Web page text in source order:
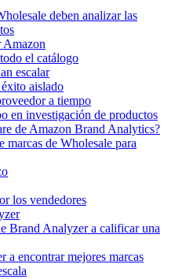
deben analizar las
Amazon
el catálogo
escalar
aislado
a tiempo
en investigación de productos
de Amazon Brand Analytics?
de Wholesale para
los vendedores
Brand Analyzer a calificar una
a encontrar mejores marcas